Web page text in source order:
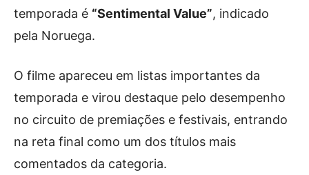
temporada é “Sentimental Value”, indicado
pela Noruega.
O filme apareceu em listas importantes da
temporada e virou destaque pelo desempenho
no circuito de premiações e festivais, entrando
na reta final como um dos títulos mais
comentados da categoria.